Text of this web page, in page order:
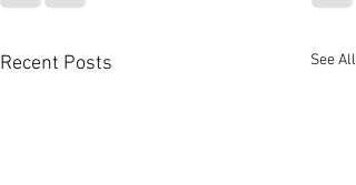
Recent Posts See All